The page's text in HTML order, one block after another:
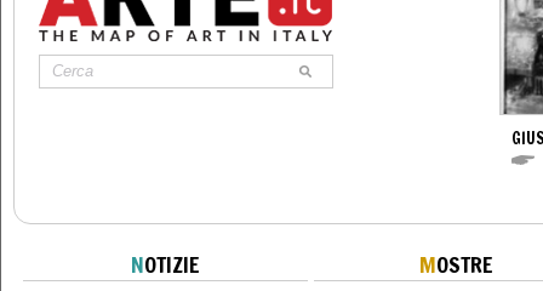
NOTIZIE MOSTRE